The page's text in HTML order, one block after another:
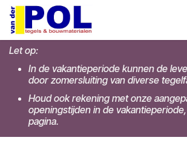
Overslaan naar inhoud
Let op:
In de vakantieperiode kunnen de
door zomersluiting van diverse
Houd ook rekening met onze
openingstijden in de
pagina.